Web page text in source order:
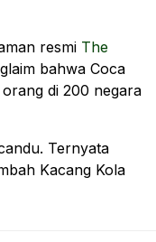
resmi The
bahwa Coca
di 200 negara
Ternyata
Kacang Kola